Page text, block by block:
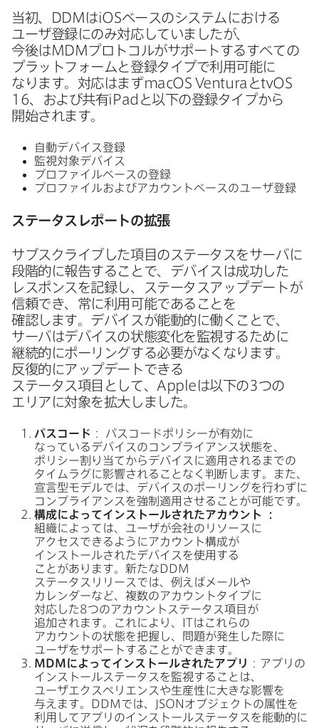
当初、 DDM はiOSベースの​システムに​おける​
ユーザ登録に​のみ​対応していましたが、​
今後はMDMプロトコルが​サポートする​すべての​
プラットフォームと​登録タイプで​利用​可能に​
なります。​対応は​まずmacOS Ventura とtvOS
16、​および​共有iPad と​以下の​登録タイプから​
開始されます。
自動デバイス登録
監視対象デバイス
プロファイルベースの​登録
プロファイルおよび​アカウントベースの​ユーザ登録
ステータスレポートの​拡張
サブスクライブした​項目の​ステータスを​サーバに​
段階的に​報告する​ことで、​デバイスは​成功した​
レスポンスを​記録し、​ステータスアップデートが​
信頼でき、​常に​利用​可能である​ことを​
確認します。​デバイスが​能動的に​働く​ことで、​
サーバは​デバイスの​状態変化を​監視する​ために​
継続的に​ポーリングする​必要が​なくなります。​
反復的に​アップデートできる​
ステータス項目として、 Apple は​以下の3つの​
エリアに​対象を​拡大しました。
パスコード ：
パスコードポリシーが​有効に​
なっている​デバイスの​コンプライアンス状態を、​
ポリシー割り​当てから​デバイスに​適用されるまでの​
タイムラグに​影響される​ことなく​判断します。​また、​
宣言型モデルでは、​デバイスの​ポーリングを​行わずに​
コンプライアンスを​強制適用させる​ことが​可能です。
構成に​よって​インストールされた​アカウント
：
組織に​よっては、​ユーザが​会社の​リソースに​
アクセスできるように​アカウント構成が​
インストールされた​デバイスを​使用する​
ことがあります。​新たな DDM
ステータスリリースでは、​例えば​メールや​
カレンダーなど、​複数の​アカウントタイプに​
対応した8つの​アカウントステータス項目が​
追加されます。​これに​より、
ITは​これらの​
アカウントの​状態を​把握し、​問題が​発生した​際に​
ユーザを​サポートする​ことができます。
MDMに​よって​インストールされた​アプリ
：アプリの​
インストールステータスを​監視する​ことは、​
ユーザエクスペリエンスや​生産性に​大きな​影響を​
与えます。
DDMでは、 JSON オブジェクトの​属性を​
利用して​アプリの​インストールステータスを​能動的に​